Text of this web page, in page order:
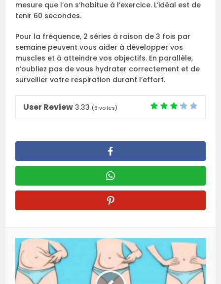
mesure que l’on s’habitue à l’exercice. L’idéal est de
tenir 60 secondes.
Pour la fréquence, 2 séries à raison de 3 fois par
semaine peuvent vous aider à développer vos
muscles et à atteindre vos objectifs. En parallèle,
n’oubliez pas de vous hydrater correctement et de
surveiller votre respiration durant l’effort.
User Review 3.33 (6 votes)